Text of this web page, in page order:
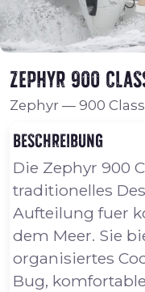
Zephyr 900
Zephyr — 900
Beschreibung
Die Zephyr 900
traditionelles
Aufteilung fuer
dem Meer. Sie
organisiertes
Bug,